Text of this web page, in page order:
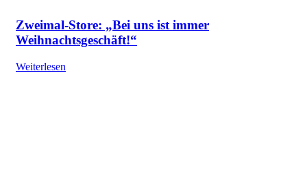
Zweimal-Store: „Bei uns ist immer
Weihnachtsgeschäft!“
Weiterlesen